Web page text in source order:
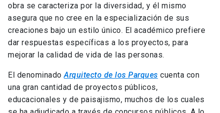
obra se caracteriza por la diversidad, y él mismo
asegura que no cree en la especialización de sus
creaciones bajo un estilo único. El académico prefiere
dar respuestas específicas a los proyectos, para
mejorar la calidad de vida de las personas.
El denominadoArquitecto de los Parques cuenta con
una gran cantidad de proyectos públicos,
educacionales y de paisajismo, muchos de los cuales